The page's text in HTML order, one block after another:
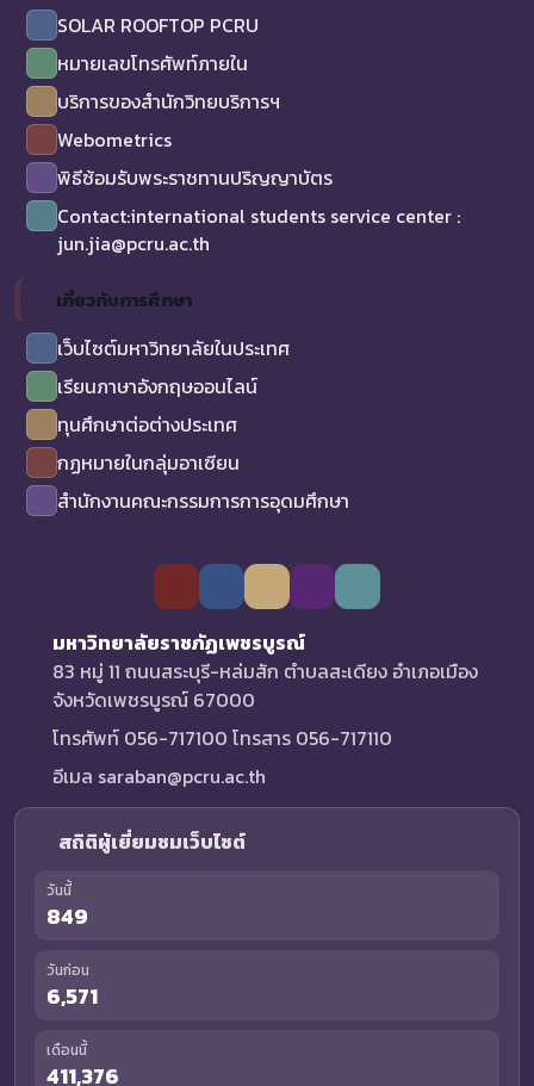
SOLAR ROOFTOP PCRU
หมายเลขโทรศัพท์ภายใน
บริการของสำนักวิทยบริการฯ
Webometrics
พิธีซ้อมรับพระราชทานปริญญาบัตร
Contact:international students service center :
jun.jia@pcru.ac.th
เกี่ยวกับการศึกษา
เว็บไซต์มหาวิทยาลัยในประเทศ
เรียนภาษาอังกฤษออนไลน์
ทุนศึกษาต่อต่างประเทศ
กฏหมายในกลุ่มอาเซียน
สำนักงานคณะกรรมการการอุดมศึกษา
มหาวิทยาลัยราชภัฏเพชรบูรณ์
83 หมู่ 11 ถนนสระบุรี-หล่มสัก ตำบลสะเดียง อำเภอเมือง
จังหวัดเพชรบูรณ์ 67000
โทรศัพท์ 056-717100 โทรสาร 056-717110
อีเมล saraban@pcru.ac.th
สถิติผู้เยี่ยมชมเว็บไซต์
วันนี้
849
วันก่อน
6,571
เดือนนี้
411,376